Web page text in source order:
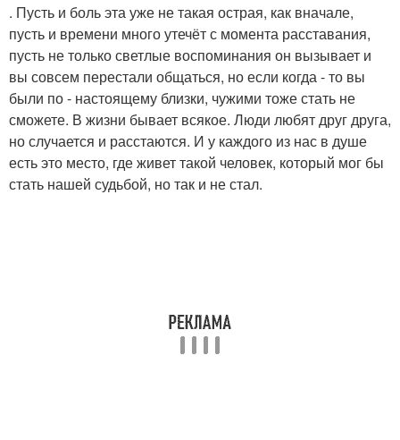
. Пусть и боль эта уже не такая острая, как вначале,
пусть и времени много утечёт с момента расставания,
пусть не только светлые воспоминания он вызывает и
вы совсем перестали общаться, но если когда - то вы
были по - настоящему близки, чужими тоже стать не
сможете. В жизни бывает всякое. Люди любят друг друга,
но случается и расстаются. И у каждого из нас в душе
есть это место, где живет такой человек, который мог бы
стать нашей судьбой, но так и не стал.